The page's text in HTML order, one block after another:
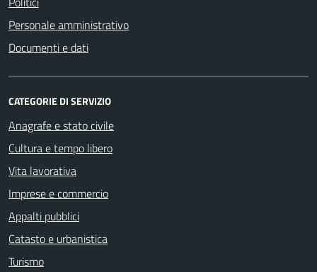
Personale amministrativo
Documenti e dati
CATEGORIE DI SERVIZIO
Anagrafe e stato civile
Cultura e tempo libero
Vita lavorativa
Imprese e commercio
Appalti pubblici
Catasto e urbanistica
Turismo